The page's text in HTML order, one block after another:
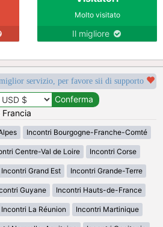
Molto visitato
Il migliore
servizio, per favore sii di supporto
Incontri Bourgogne-Franche-Comté
Centre-Val de Loire Incontri Corse
Incontri Grand Est Incontri Grande-Terre
Guyane Incontri Hauts-de-France
Incontri La Réunion Incontri Martinique